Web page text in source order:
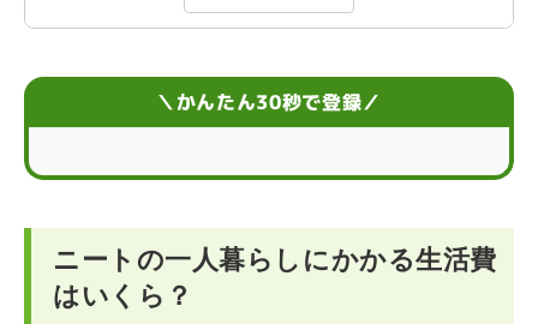
ニートの生活費を節約する方法
ニートから安定した生活費を目指して就職する方法
ニートの生活費に関するQ＆A
＼かんたん30秒で登録／
ニートの一人暮らしにかかる生活費
はいくら？